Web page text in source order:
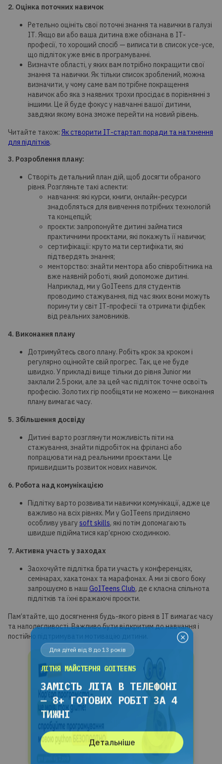
2. Оцінка поточних навичок
Ретельно оцініть свої поточні знання та навички в галузі
ІТ. Якщо ви або ваша дитина вже обізнана в ІТ-
професії, то хороший спосіб — виписати в список усе-усе,
що підліток уже вміє в програмуванні.
Визначте області, у яких вам потрібно покращити свої
знання та навички. Як тільки список зроблений, можна
визначити, у чому саме вам потрібне покращення
навичок або яка з наявних трохи просідає в порівнянні з
іншими. Це й буде фокус у навчанні вашої дитини,
завдяки якому вона зможе перейти на новий рівень.
Читайте також: Як створити ІТ-стартап: поради та натхнення
для підлітків.
3. Розроблення плану:
Створіть детальний план дій, щоб досягти обраного
рівня. Розгляньте такі аспекти:
навчання: які курси, книги, онлайн-ресурси
знадобляться для вивчення потрібних технологій
та концепцій;
проєкти: запропонуйте дитині займатися
практичними проєктами, які покажуть її навички;
сертифікації: круто мати сертифікати, які
підтвердять знання;
менторство: знайти ментора або співробітника на
вже наявній роботі, який допоможе дитині.
Наприклад, ми у GoITeens для студентів
проводимо стажування, під час яких вони можуть
поринути у світ ІТ-професії та отримати фідбек
від реальних замовників.
4. Виконання плану
Дотримуйтесь свого плану. Робіть крок за кроком і
регулярно оцінюйте свій прогрес. Так, це не буде
швидко. У прикладі вище тільки до рівня Junior ми
заклали 2.5 роки, але за цей час підліток точне освоїть
професію. Золотих гір пообіцяти не можемо — виконання
плану вимагає часу.
5. Збільшення досвіду
Дитині варто розглянути можливість піти на
стажування, знайти підробіток на фрілансі або
попрацювати над реальними проєктами. Це
пришвидшить розвиток нових навичок.
6. Робота над комунікацією
Підлітку варто розвивати навички комунікації, адже це
важливо на всіх рівнях. Ми у GoITeens приділяємо
особливу увагуsoft skills, які потім допомагають
швидше підійматися кар’єрною сходинкою.
7. Активна участь у заходах
Заохочуйте підлітка брати участь у конференціях,
семінарах, хакатонах та марафонах. А ми зі свого боку
запрошуємо в наш GoITeens Club, де є класна спільнота
підлітків та їхні вражаючі проєкти.
Пам’ятайте, що досягнення будь-якого рівня в ІТ вимагає часу
та наполегливості. Важливо бути відкритим до навчання і
постійно підтримувати мотивацію дитини.
Для дітей від 8 до 13 років
ЛІТНЯ МАЙСТЕРНЯ GOITEENS
ЗАМІСТЬ ЛІТА В ТЕЛЕФОНІ
— 8+ ГОТОВИХ РОБІТ ЗА 4
ТИЖНІ
Детальніше